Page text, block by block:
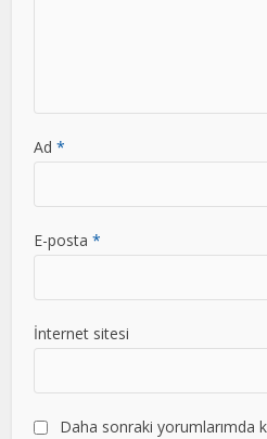
Ad*
E-posta*
İnternet sitesi
Daha sonraki yorumlarımda